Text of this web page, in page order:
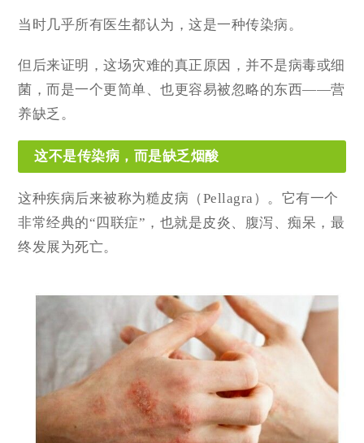
当时几乎所有医生都认为，这是一种传染病。
但后来证明，这场灾难的真正原因，并不是病毒或细
菌，而是一个更简单、也更容易被忽略的东西——营
养缺乏。
这不是传染病，而是缺乏烟酸
这种疾病后来被称为糙皮病（Pellagra）。它有一个
非常经典的“四联症”，也就是皮炎、腹泻、痴呆，最
终发展为死亡。